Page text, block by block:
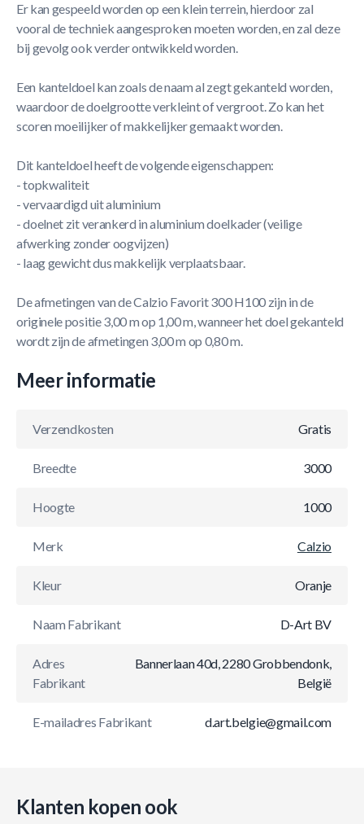
Er kan gespeeld worden op een klein terrein, hierdoor zal
vooral de techniek aangesproken moeten worden, en zal deze
bij gevolg ook verder ontwikkeld worden.
Een kanteldoel kan zoals de naam al zegt gekanteld worden,
waardoor de doelgrootte verkleint of vergroot. Zo kan het
scoren moeilijker of makkelijker gemaakt worden.
Dit kanteldoel heeft de volgende eigenschappen:
- topkwaliteit
- vervaardigd uit aluminium
- doelnet zit verankerd in aluminium doelkader (veilige
afwerking zonder oogvijzen)
- laag gewicht dus makkelijk verplaatsbaar.
De afmetingen van de Calzio Favorit 300 H100 zijn in de
originele positie 3,00 m op 1,00 m, wanneer het doel gekanteld
wordt zijn de afmetingen 3,00 m op 0,80 m.
Meer informatie
Verzendkosten Gratis
Breedte 3000
Hoogte 1000
Merk Calzio
Kleur Oranje
Naam Fabrikant D-Art BV
Adres
Fabrikant
Bannerlaan 40d, 2280 Grobbendonk,
België
E-mailadres Fabrikant d.art.belgie@gmail.com
Klanten kopen ook